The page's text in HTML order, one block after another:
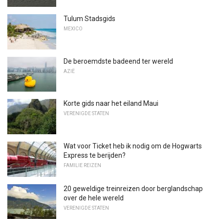
Tulum Stadsgids
MEXICO
De beroemdste badeend ter wereld
AZIË
Korte gids naar het eiland Maui
VERENIGDE STATEN
Wat voor Ticket heb ik nodig om de Hogwarts
Express te berijden?
FAMILIE REIZEN
20 geweldige treinreizen door berglandschap
over de hele wereld
VERENIGDE STATEN